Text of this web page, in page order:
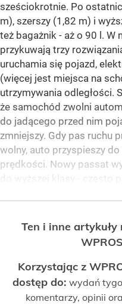
sześciokrotnie. Po
m), szerszy (1,82 m) i
też bagażnik - aż o 90 l. W
przykuwają trzy
uruchamia się pojazd,
(więcej jest miejsca na
utrzymywania odległości.
że samochód zwolni
do jadącego przed nim
zmniejszy. Gdy pas ruchu
wolny, auto przyspieszy
prędkości. Nowy passat
do wyższej klasy - często
Ten i inne
Korzystając z
dostęp do: wydań
komentarzy, opinii